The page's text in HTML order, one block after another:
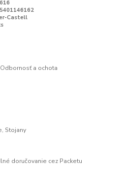
Castell
a ochota
Stojany
doručovanie cez Packetu